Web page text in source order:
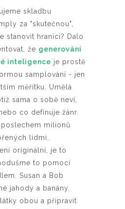
skladbu
za "skutečnou",
stanovit hranici? Dalo
že generování
inteligence je prostě
samplování - jen
měřítku. Umělá
sama o sobě neví,
co definuje žánr.
poslechem milionů
lidmi.
originální, je to
to pomocí
Susan a Bob
jahody a banány.
obou a připravit